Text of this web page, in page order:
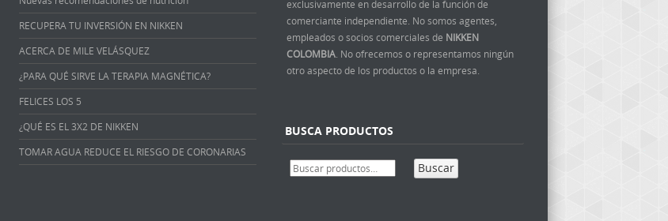
RECUPERA TU INVERSIÓN EN NIKKEN
ACERCA DE MILE VELÁSQUEZ
¿PARA QUÉ SIRVE LA TERAPIA MAGNÉTICA?
FELICES LOS 5
¿QUÉ ES EL 3X2 DE NIKKEN
TOMAR AGUA REDUCE EL RIESGO DE CORONARIAS
exclusivamente en desarrollo de la función de
comerciante independiente. No somos agentes,
empleados o socios comerciales de NIKKEN
COLOMBIA. No ofrecemos o representamos ningún
otro aspecto de los productos o la empresa.
BUSCA PRODUCTOS
Buscar